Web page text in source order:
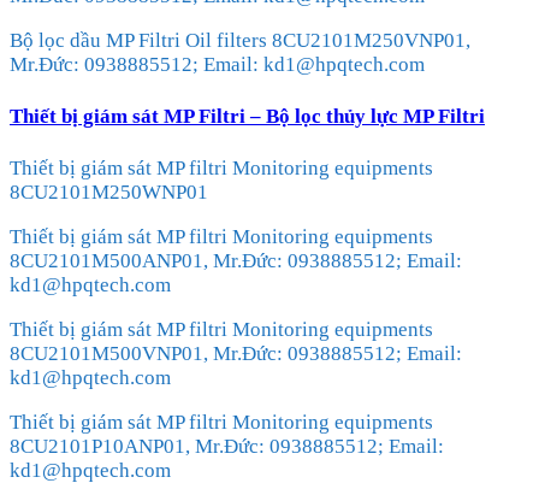
Bộ lọc dầu MP Filtri Oil filters 8CU2101M250VNP01,
Mr.Đức: 0938885512; Email: kd1@hpqtech.com
Thiết bị giám sát MP Filtri – Bộ lọc thủy lực MP Filtri
Thiết bị giám sát MP filtri Monitoring equipments
8CU2101M250WNP01
Thiết bị giám sát MP filtri Monitoring equipments
8CU2101M500ANP01, Mr.Đức: 0938885512; Email:
kd1@hpqtech.com
Thiết bị giám sát MP filtri Monitoring equipments
8CU2101M500VNP01, Mr.Đức: 0938885512; Email:
kd1@hpqtech.com
Thiết bị giám sát MP filtri Monitoring equipments
8CU2101P10ANP01, Mr.Đức: 0938885512; Email:
kd1@hpqtech.com